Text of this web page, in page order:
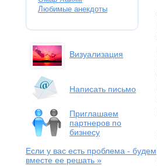
Любимые анекдоты
Визуализация
Написать письмо
Приглашаем
партнеров по
бизнесу
Если у вас есть проблема - будем
вместе ее решать »